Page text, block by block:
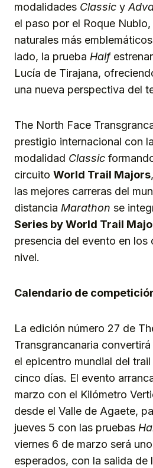
modalidades Classic y
el paso por el Roque
naturales más
lado, la prueba Half
Lucía de Tirajana,
una nueva perspectiva del
The North Face
prestigio internacional con la
modalidad Classic
circuito World Trail Majors
las mejores carreras del
distancia Marathon se
Series by World Trail
presencia del evento en los
nivel.
Calendario de
La edición número 27 de
Transgrancanaria convertirá
el epicentro mundial del
cinco días. El evento
marzo con el Kilómetro
desde el Valle de Agaete,
jueves 5 con las pruebas
viernes 6 de marzo será
esperados, con la salida de